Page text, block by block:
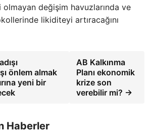
değişim havuzlarında ve
likiditeyi artıracağını
önlem almak
yeni bir
AB Kalkınma
Planı ekonomik
krize son
verebilir mi? →
Haberler